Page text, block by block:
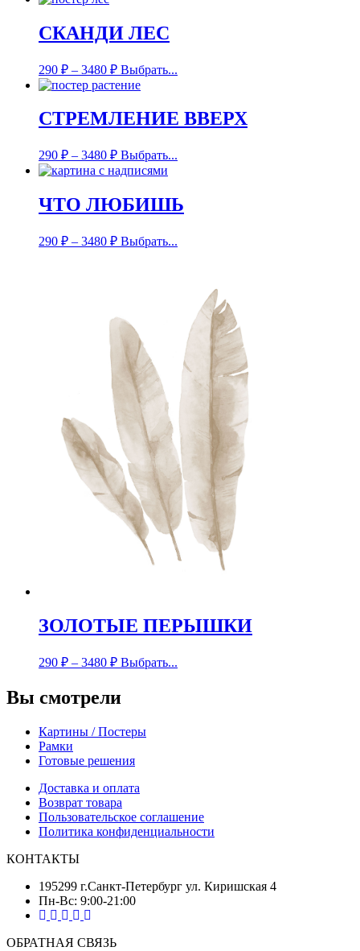
СКАНДИ ЛЕС
290 ₽ – 3480 ₽ Выбрать...
СТРЕМЛЕНИЕ ВВЕРХ
290 ₽ – 3480 ₽ Выбрать...
ЧТО ЛЮБИШЬ
290 ₽ – 3480 ₽ Выбрать...
ЗОЛОТЫЕ ПЕРЫШКИ
290 ₽ – 3480 ₽ Выбрать...
Вы смотрели
Картины / Постеры
Рамки
Готовые решения
Доставка и оплата
Возврат товара
Пользовательское соглашение
Политика конфиденциальности
КОНТАКТЫ
195299 г.Санкт-Петербург ул. Киришская 4
Пн-Вс: 9:00-21:00
ОБРАТНАЯ СВЯЗЬ